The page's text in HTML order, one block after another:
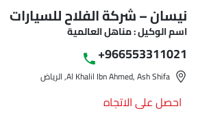
نيسان – شركة الفلاح للسيارات
اسم الوكيل : مناهل العالمية
+966553311021
Al Khalil Ibn Ahmed, Ash Shifa, الرياض‎
احصل على الاتجاه